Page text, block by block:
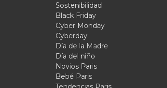
Sostenibilidad
Black Friday
Cyber Monday
Cyberday
Día de la Madre
Día del niño
Novios Paris
Bebé Paris